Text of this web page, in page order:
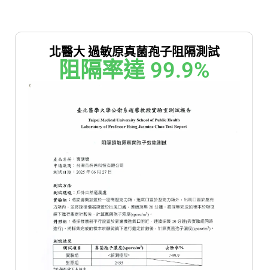
北醫大 過敏原真菌孢子阻隔測試
阻隔率達 99.9%